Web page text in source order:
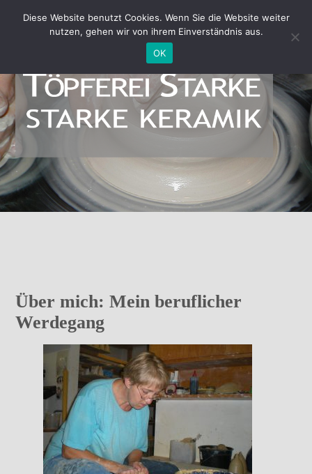
Über mich: Mein beruflicher
Werdegang
Diese Website benutzt Cookies. Wenn Sie die Website weiter
nutzen, gehen wir von ihrem Einverständnis aus.
OK